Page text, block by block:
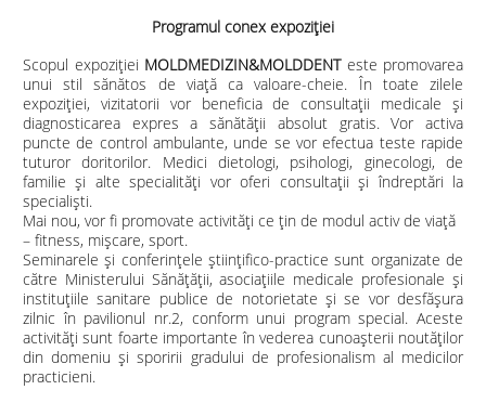
Programul conexexpoziției
Scopul expoziției MOLDMEDIZIN&MOLDDENTeste promovarea
unui stil sănătos de viață ca valoare-cheie. În toate zilele
expoziției, vizitatorii vor beneficia de consultații medicale și
diagnosticarea expres a sănătății absolut gratis. Vor activa
puncte de control ambulante, unde se vor efectua teste rapide
tuturor doritorilor. Medici dietologi, psihologi, ginecologi, de
familie și alte specialități vor oferi consultații și îndreptări la
specialiști.
Mai nou, vor fi promovate activități ce țin de modul activ de viață
– fitness, mișcare, sport.
Seminarele și conferințele științifico-practice sunt organizate de
către Ministerului Sănățății, asociaţiile medicale profesionale şi
instituţiile sanitare publice de notorietate și se vor desfășura
zilnic în pavilionul nr.2, conform unui program special. Aceste
activități sunt foarte importante în vederea cunoașterii noutăților
din domeniu și sporirii gradului de profesionalism al medicilor
practicieni.